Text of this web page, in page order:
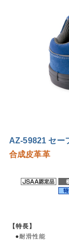
AZ-59821 セー
合成皮革革
【特長】
●耐滑性能